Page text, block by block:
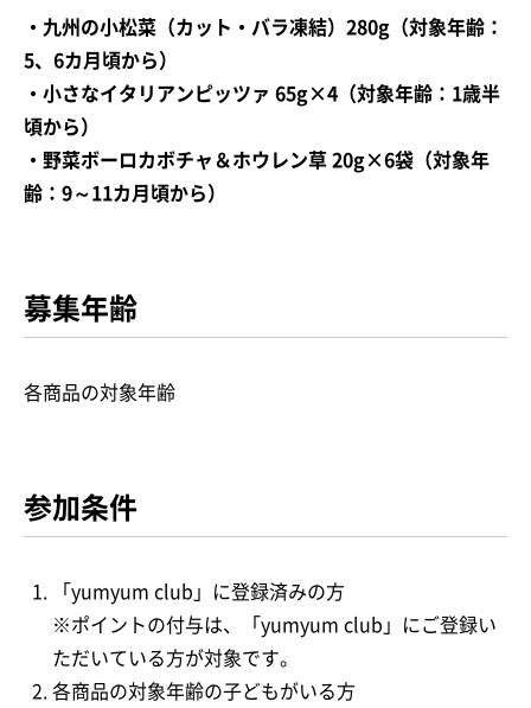
・九州の小松菜（カット・バラ凍結）280g（対象年齢：
5、6カ月頃から）
・小さなイタリアンピッツァ 65g×4（対象年齢：1歳半
頃から）
・野菜ボーロカボチャ＆ホウレン草 20g×6袋（対象年
齢：9～11カ月頃から）
募集年齢
各商品の対象年齢
参加条件
「yumyum club」に登録済みの方
※ポイントの付与は、「yumyum club」にご登録い
ただいている方が対象です。
各商品の対象年齢の子どもがいる方